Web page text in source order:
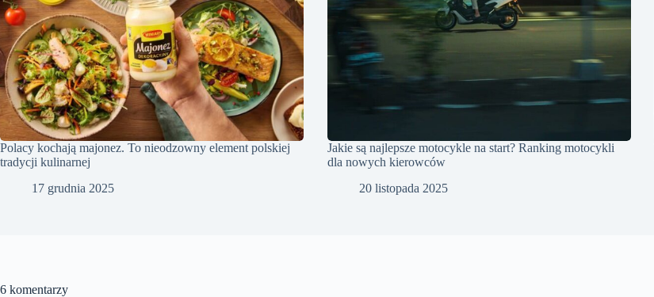
Polacy kochają majonez. To nieodzowny element polskiej
tradycji kulinarnej
17 grudnia 2025
Jakie są najlepsze motocykle na start? Ranking motocykli
dla nowych kierowców
20 listopada 2025
6 komentarzy